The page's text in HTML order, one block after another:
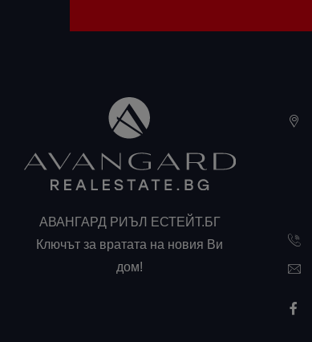
АВАНГАРД РИЪЛ ЕСТЕЙТ.БГ
Ключът за вратата на новия Ви
дом!